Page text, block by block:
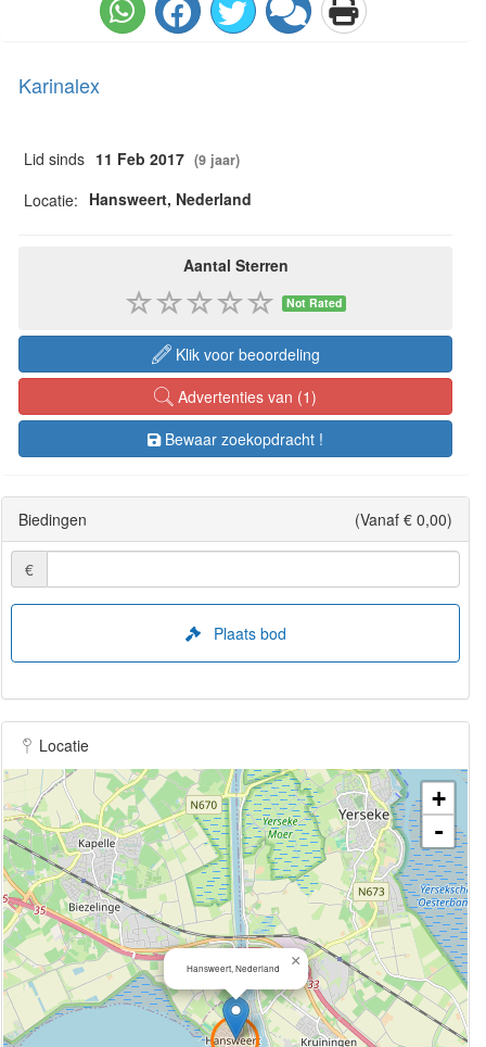
Karinalex
Lid sinds 11 Feb 2017 (9 jaar)
Locatie: Hansweert, Nederland
Aantal Sterren
Not Rated
Klik voor beoordeling
Advertenties van (1)
Bewaar zoekopdracht !
Biedingen (Vanaf € 0,00)
€
Plaats bod
Locatie
Hansweert, Nederland ×
+
-